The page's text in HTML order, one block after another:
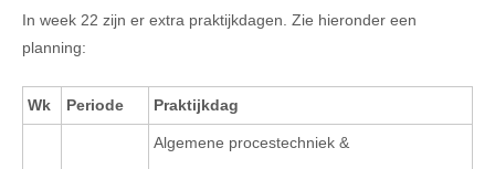
In week 22 zijn er extra praktijkdagen. Zie hieronder een
planning:
Wk Periode Praktijkdag
Algemene procestechniek &